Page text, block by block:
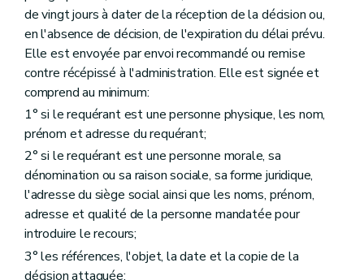
de vingt jours à dater de la réception de la décision ou,
en l'absence de décision, de l'expiration du délai prévu.
Elle est envoyée par envoi recommandé ou remise
contre récépissé à l'administration. Elle est signée et
comprend au minimum:
1° si le requérant est une personne physique, les nom,
prénom et adresse du requérant;
2° si le requérant est une personne morale, sa
dénomination ou sa raison sociale, sa forme juridique,
l'adresse du siège social ainsi que les noms, prénom,
adresse et qualité de la personne mandatée pour
introduire le recours;
3° les références, l'objet, la date et la copie de la
décision attaquée;